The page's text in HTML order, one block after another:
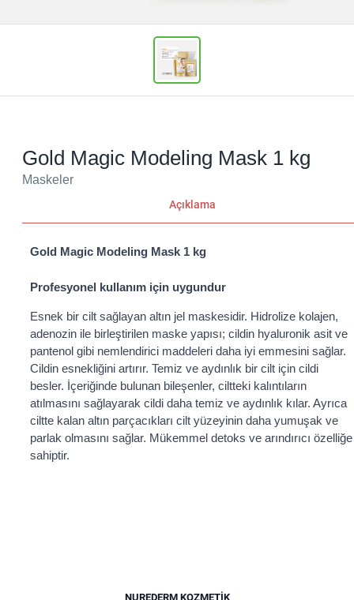
Gold Magic Modeling Mask 1 kg
Maskeler
Açıklama
Gold Magic Modeling Mask 1 kg
Profesyonel kullanım için uygundur
Esnek bir cilt sağlayan altın jel maskesidir. Hidrolize kolajen,
adenozin ile birleştirilen maske yapısı; cildin hyaluronik asit ve
pantenol gibi nemlendirici maddeleri daha iyi emmesini sağlar.
Cildin esnekliğini artırır. Temiz ve aydınlık bir cilt için cildi
besler. İçeriğinde bulunan bileşenler, ciltteki kalıntıların
atılmasını sağlayarak cildi daha temiz ve aydınlık kılar. Ayrıca
ciltte kalan altın parçacıkları cilt yüzeyinin daha yumuşak ve
parlak olmasını sağlar. Mükemmel detoks ve arındırıcı özelliğe
sahiptir.
NUREDERM KOZMETIK